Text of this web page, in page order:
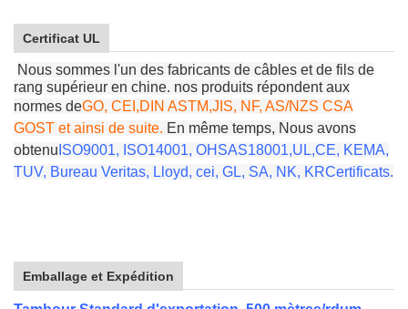
Certificat UL
Nous sommes l'un des fabricants de câbles et de fils de
rang supérieur en chine. nos produits répondent aux
normes deGO, CEI,DIN ASTM,JIS, NF, AS/NZS CSA
GOST et ainsi de suite. En même temps, Nous avons
obtenu ISO9001, ISO14001, OHSAS18001,UL,CE, KEMA,
TUV, Bureau Veritas, Lloyd, cei, GL, SA, NK, KRCertificats.
Emballage et Expédition